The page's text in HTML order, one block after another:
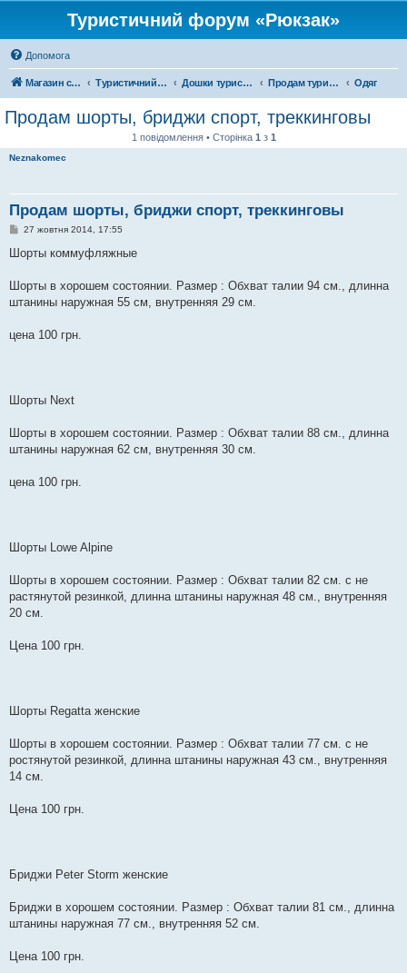
Туристичний форум «Рюкзак»
Допомога
Магазин спорядження Туристичний форум «Рюкзак» Дошки туристичних оголошень Продам туристичне спорядження Одяг
Продам шорты, бриджи спорт, треккинговы
1 повідомлення • Сторінка 1 з 1
Neznakomec
Продам шорты, бриджи спорт, треккинговы
П
в
о
л
н
27 жовтня 2014, 17:55
Шорты коммуфляжные
Шорты в хорошем состоянии. Размер : Обхват талии 94 см., длинна
штанины наружная 55 см, внутренняя 29 см.
цена 100 грн.
Шорты Next
Шорты в хорошем состоянии. Размер : Обхват талии 88 см., длинна
штанины наружная 62 см, внутренняя 30 см.
цена 100 грн.
Шорты Lowe Alpine
Шорты в хорошем состоянии. Размер : Обхват талии 82 см. с не
растянутой резинкой, длинна штанины наружная 48 см., внутренняя
20 см.
Цена 100 грн.
Шорты Regatta женские
Шорты в хорошем состоянии. Размер : Обхват талии 77 см. с не
ростянутой резинкой, длинна штанины наружная 43 см., внутренняя
14 см.
Цена 100 грн.
Бриджи Peter Storm женские
Бриджи в хорошем состоянии. Размер : Обхват талии 81 см., длинна
штанины наружная 77 см., внутренняя 52 см.
Цена 100 грн.